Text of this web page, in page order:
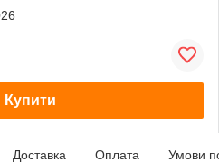
Купити
Доставка Оплата Умови